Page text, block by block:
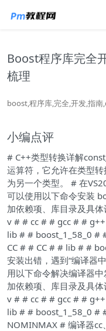
Boost程序库完全
梳理
boost,程序库,完全,开发,指南
小编点评
# C++类型转换详解
运算符，它允许在类型
为另一个类型。 # 在
可以使用以下命令安装
加依赖项、库目录及具
v # # cc # # gcc # #
lib # # boost_1_58_0 #
CC # # CC # # lib # #
安装出错，遇到“编译器
用以下命令解决编译器
加依赖项、库目录及具
v # # cc # # gcc # #
lib # # boost_1_58_0 #
NOMINMAX # 编译器cc